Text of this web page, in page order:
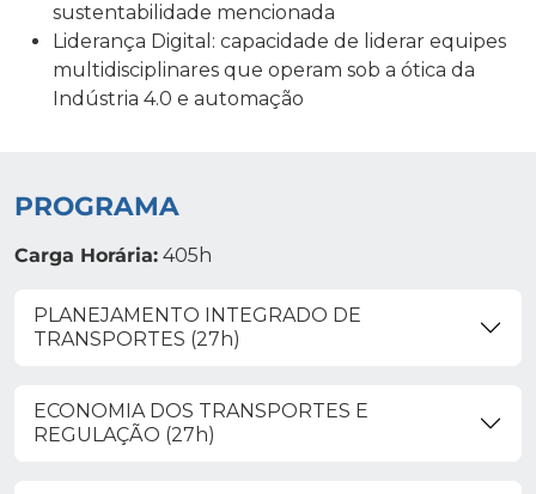
sustentabilidade mencionada
Liderança Digital: capacidade de liderar equipes
multidisciplinares que operam sob a ótica da
Indústria 4.0 e automação
PROGRAMA
Carga Horária: 405h
PLANEJAMENTO INTEGRADO DE
TRANSPORTES (27h)
ECONOMIA DOS TRANSPORTES E
REGULAÇÃO (27h)